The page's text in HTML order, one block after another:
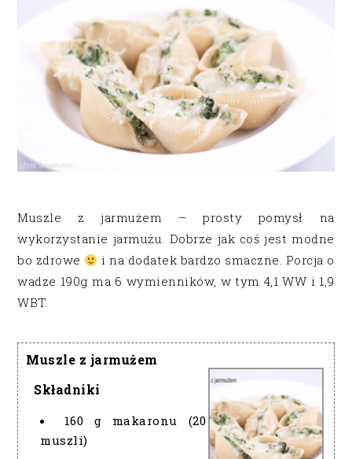
Muszle z jarmużem – prosty pomysł na
wykorzystanie jarmużu. Dobrze jak coś jest modne
bo zdrowe
i na dodatek bardzo smaczne. Porcja o
wadze 190g ma 6 wymienników, w tym 4,1 WW i 1,9
WBT.
Muszle z jarmużem
Składniki
160 g makaronu (20
muszli)